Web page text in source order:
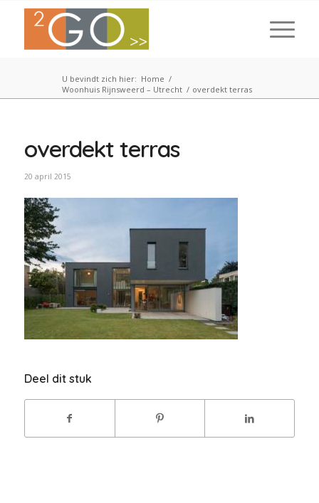
U bevindt zich hier: Home /
Woonhuis Rijnsweerd – Utrecht / overdekt terras
overdekt terras
20 april 2015
Deel dit stuk